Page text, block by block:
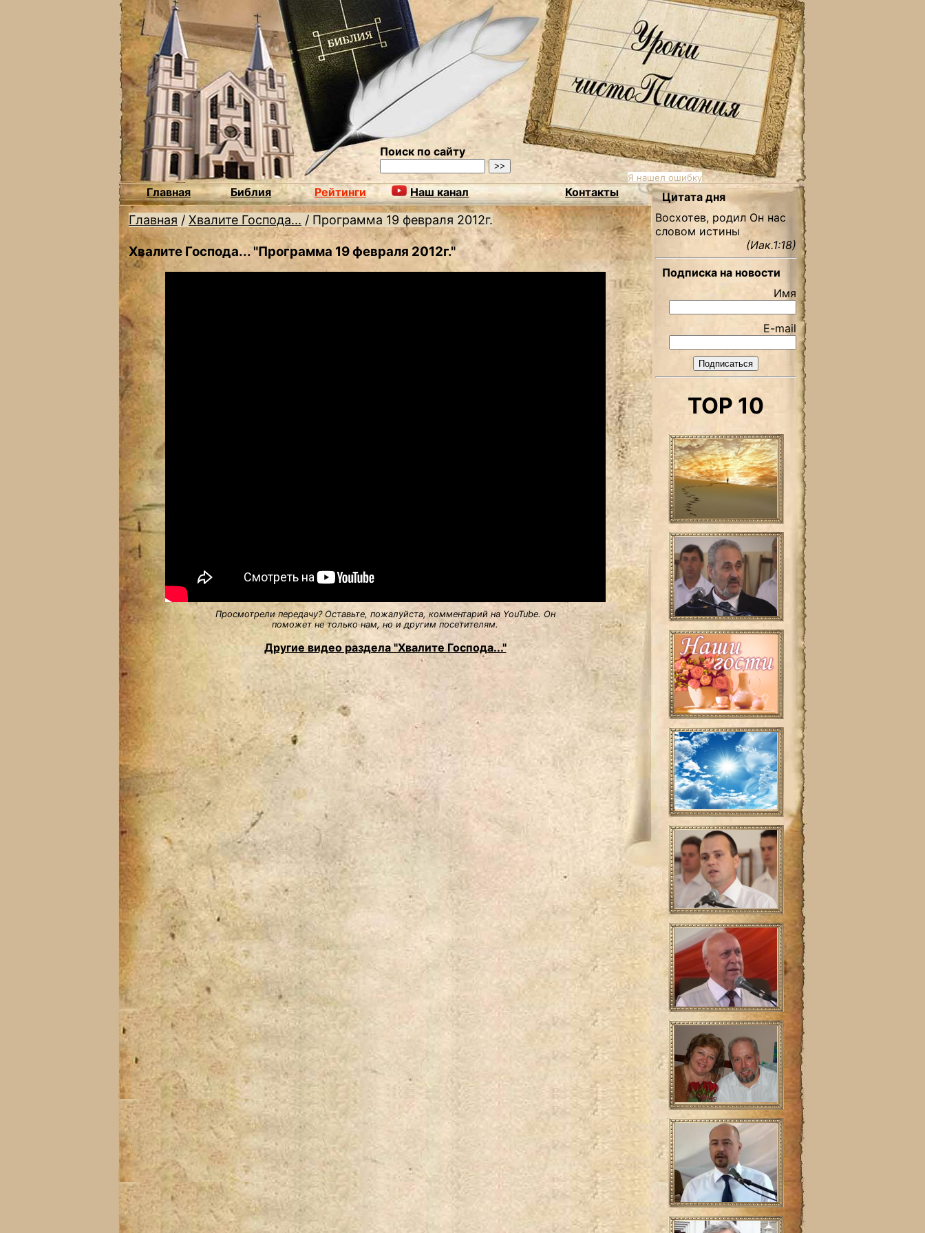
Поиск по сайту
Я нашел ошибку
Главная Библия Рейтинги Наш канал Контакты
Главная / Хвалите Господа... / Программа 19 февраля 2012г.
Хвалите Господа... "Программа 19 февраля 2012г."
Просмотрели передачу? Оставьте, пожалуйста, комментарий на YouTube. Он
поможет не только нам, но и другим посетителям.
Другие видео раздела "Хвалите Господа..."
Цитата дня
Восхотев, родил Он нас
словом истины
(Иак.1:18)
Подписка на новости
Имя
E-mail
TOP 10